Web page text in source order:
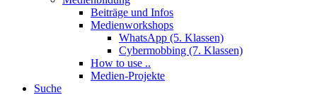
Beiträge und Infos
Medienworkshops
WhatsApp (5. Klassen)
Cybermobbing (7. Klassen)
How to use ..
Medien-Projekte
Suche